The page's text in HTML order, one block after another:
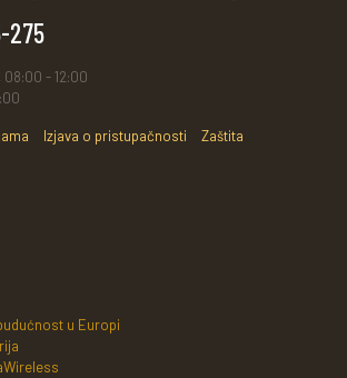
275
08:00 - 12:00
Izjava o pristupačnosti
Zaštita
u Europi